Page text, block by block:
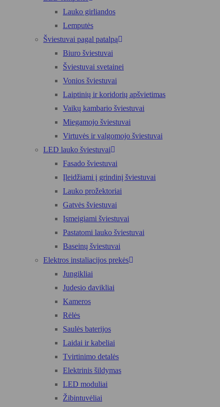
Lauko girliandos
Lemputės
Šviestuvai pagal patalpą
Biuro šviestuvai
Šviestuvai svetainei
Vonios šviestuvai
Laiptinių ir koridorių apšvietimas
Vaikų kambario šviestuvai
Miegamojo šviestuvai
Virtuvės ir valgomojo šviestuvai
LED lauko šviestuvai
Fasado šviestuvai
Įleidžiami į grindinį šviestuvai
Lauko prožektoriai
Gatvės šviestuvai
Įsmeigiami šviestuvai
Pastatomi lauko šviestuvai
Baseinų šviestuvai
Elektros instaliacijos prekės
Jungikliai
Judesio davikliai
Kameros
Rėlės
Saulės baterijos
Laidai ir kabeliai
Tvirtinimo detalės
Elektrinis šildymas
LED moduliai
Žibintuvėliai